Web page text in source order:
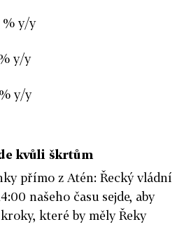
% y/y
y/y
y/y
kvůli škrtům
přímo z Atén: Řecký vládní
našeho času sejde, aby
které by měly Řeky